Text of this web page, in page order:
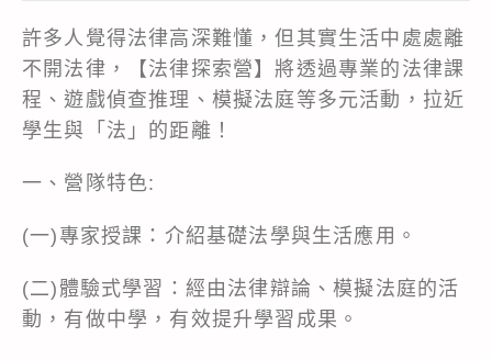
許多人覺得法律高深難懂，但其實生活中處處離
不開法律，【法律探索營】將透過專業的法律課
程、遊戲偵查推理、模擬法庭等多元活動，拉近
學生與「法」的距離！
一、營隊特色:
(一)專家授課：介紹基礎法學與生活應用。
(二)體驗式學習：經由法律辯論、模擬法庭的活
動，有做中學，有效提升學習成果。